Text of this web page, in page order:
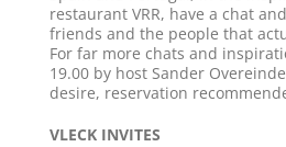
Proeverijen
restaurant VRR, have a chat
friends and the people that
For far more chats and
19.00 by host Sander
desire, reservation
VLECK INVITES